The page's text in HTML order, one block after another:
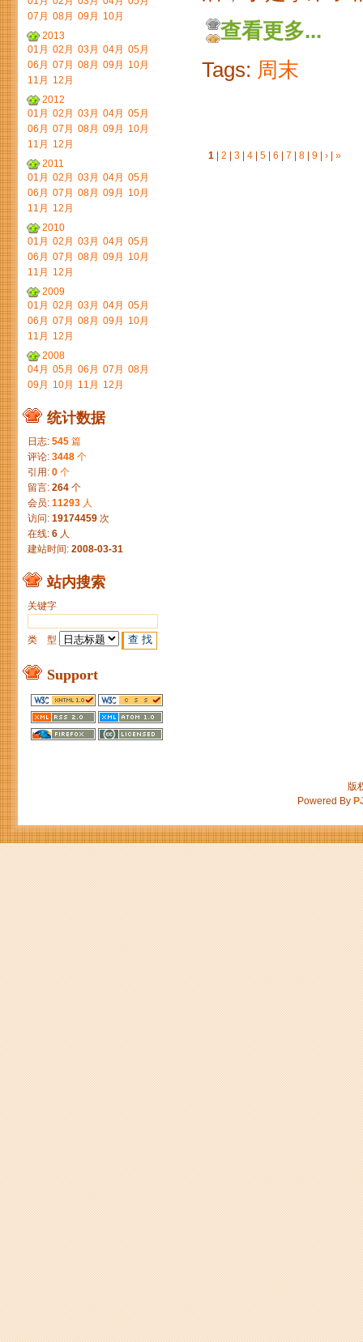
查看更多...
Tags: 周末
1 |2 |3 |4 |5 |6 |7 |8 |9 |› |»
07月 08月 09月
10月
2013
01月 02月 03月 04月 05月
06月 07月 08月 09月
10月
11月
12月
2012
01月 02月 03月 04月 05月
06月 07月 08月 09月
10月
11月
12月
2011
01月 02月 03月 04月 05月
06月 07月 08月 09月
10月
11月
12月
2010
01月 02月 03月 04月 05月
06月 07月 08月 09月
10月
11月
12月
2009
01月 02月 03月 04月 05月
06月 07月 08月 09月
10月
11月
12月
2008
04月 05月 06月 07月 08月
09月
10月 11月 12月
统计数据
日志: 545 篇
评论: 3448 个
引用: 0 个
留言: 264 个
会员: 11293 人
访问: 19174459 次
在线: 6 人
建站时间: 2008-03-31
站内搜索
关键字
类 型
Support
版
Powered By